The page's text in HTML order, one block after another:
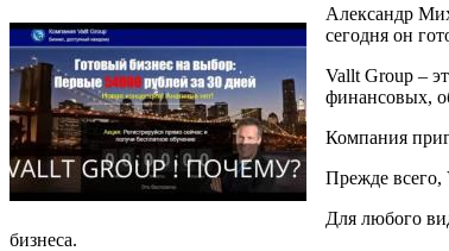
Александр
сегодня он
Vallt Group –
финансовых,
Компания
Прежде всего,
Для любого
бизнеса.